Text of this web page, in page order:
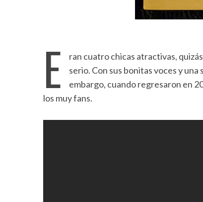
E
ran cuatro chicas atractivas,
serio. Con sus bonitas voces y
embargo, cuando regresaron en
los muy fans.